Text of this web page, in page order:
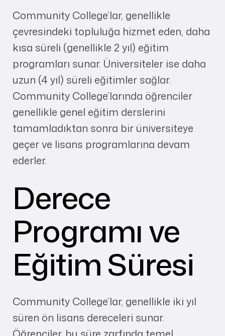
Community College’lar, genellikle
çevresindeki topluluğa hizmet eden, daha
kısa süreli (genellikle 2 yıl) eğitim
programları sunar. Üniversiteler ise daha
uzun (4 yıl) süreli eğitimler sağlar.
Community College’larında öğrenciler
genellikle genel eğitim derslerini
tamamladıktan sonra bir üniversiteye
geçer ve lisans programlarına devam
ederler.
Derece
Programı ve
Eğitim Süresi
Community College’lar, genellikle iki yıl
süren ön lisans dereceleri sunar.